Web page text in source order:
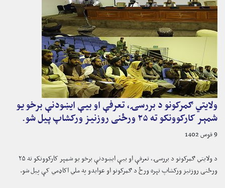
ولایتي ګمرکونو د بررسۍ، تعرفې او بیې ایښودنې برخو یو
شمېر کارکوونکو ته ۲۵ ورځنی روزنیز ورکشاپ پیل شو.
9 قوس 1402
د ولایتي ګمرکونو د بررسۍ، تعرفې او بیې ایښودنې برخو یو شمېر کارکوونکو ته ۲۵
ورځنی روزنیز ورکشاپ تېره ورځ د ګمرکونو او عوایدو په ملي اکاډمي کې پیل شو.